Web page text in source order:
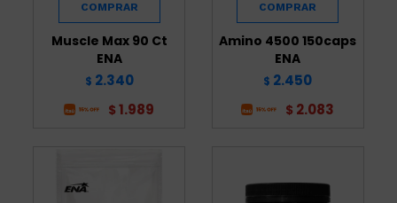
Muscle Max 90 Ct
ENA
$ 2.340
$ 1.989
Amino 4500 150caps
ENA
$ 2.450
$ 2.083